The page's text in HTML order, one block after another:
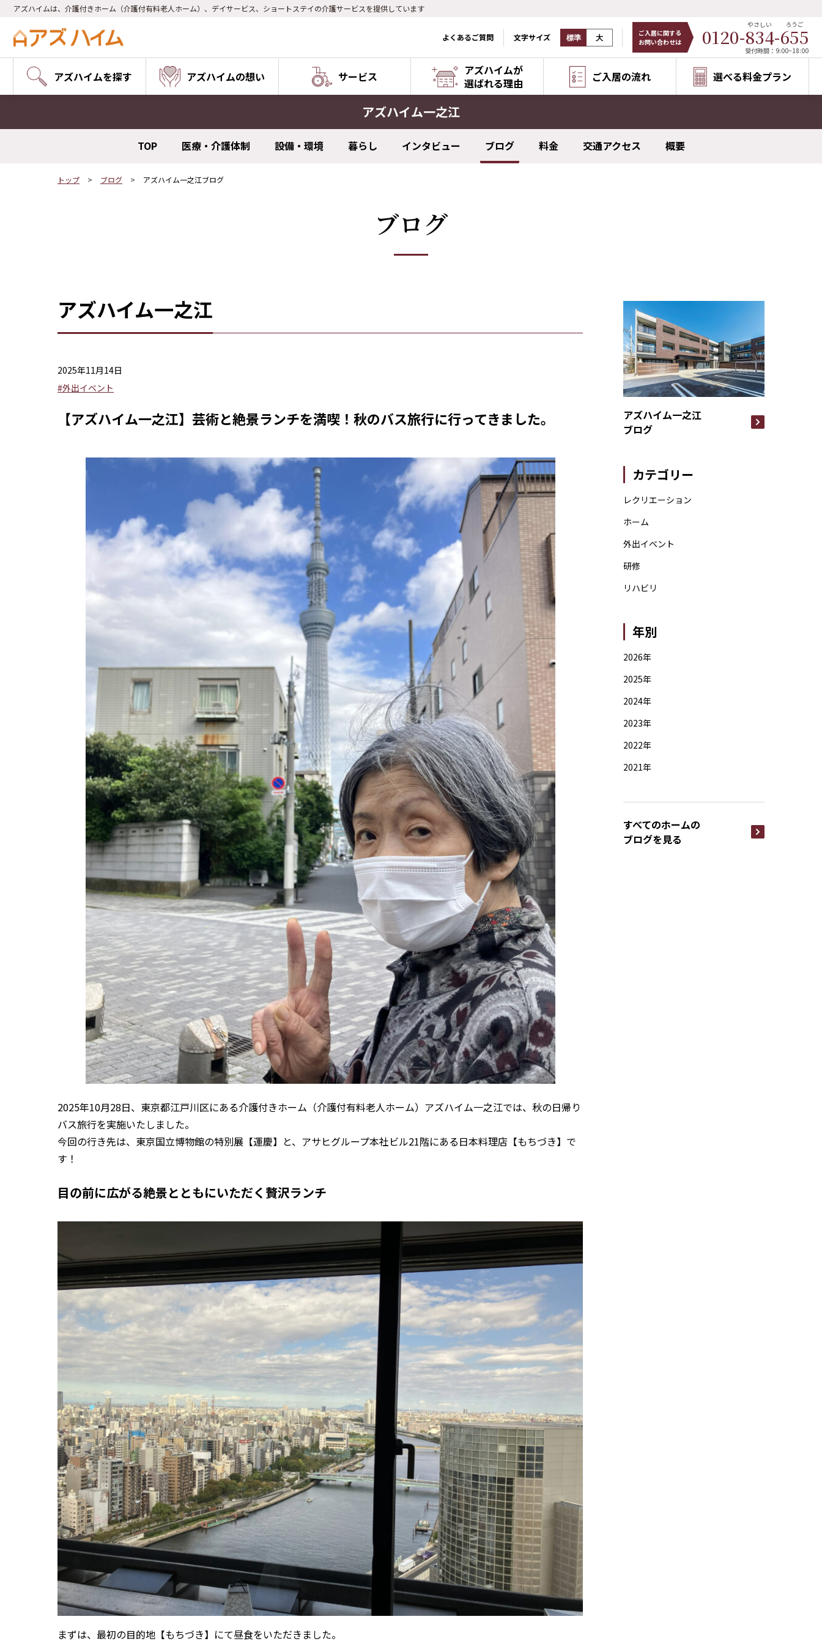
アズハイムは、介護付きホーム（介護付有料老人ホーム）、デイサービス、ショートステイの介護サービスを提供しています
よくあるご質問 文字サイズ 標準 大
ご入居に関する
お問い合わせは
0120-834
やさしい
-655
ろうご
受付時間：9:00~18:00
アズハイムを探す アズハイムの想い サービス
アズハイムが
選ばれる理由
ご入居の流れ 選べる料金プラン
アズハイム一之江
TOP 医療・介護体制 設備・環境 暮らし インタビュー ブログ 料金 交通アクセス 概要
トップ ブログ アズハイム一之江ブログ
ブログ
アズハイム一之江
2025年11月14日
#外出イベント
【アズハイム一之江】芸術と絶景ランチを満喫！秋のバス旅行に行ってきました。
2025年10月28日、東京都江戸川区にある介護付きホーム（介護付有料老人ホーム）アズハイム一之江では、秋の日帰り
バス旅行を実施いたしました。
今回の行き先は、東京国立博物館の特別展【運慶】と、アサヒグループ本社ビル21階にある日本料理店【もちづき】で
す！
目の前に広がる絶景とともにいただく贅沢ランチ
まずは、最初の目的地【もちづき】にて昼食をいただきました。
アズハイム一之江
ブログ
カテゴリー
レクリエーション
ホーム
外出イベント
研修
リハビリ
年別
2026年
2025年
2024年
2023年
2022年
2021年
すべてのホームの
ブログを見る